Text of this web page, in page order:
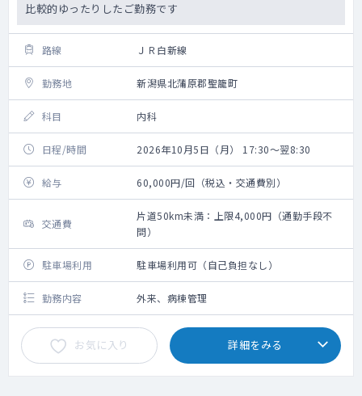
比較的ゆったりしたご勤務です
路線 ＪＲ白新線
勤務地 新潟県北蒲原郡聖籠町
科目 内科
日程/時間 2026年10月5日（月） 17:30～翌8:30
給与 60,000円/回（税込・交通費別）
交通費
片道50km未満：上限4,000円（通勤手段不
問）
駐車場利用 駐車場利用可（自己負担なし）
勤務内容 外来、病棟管理
お気に入り 詳細をみる